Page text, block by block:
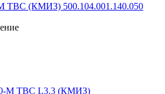
(КМИЗ) 500.104.001.140.050